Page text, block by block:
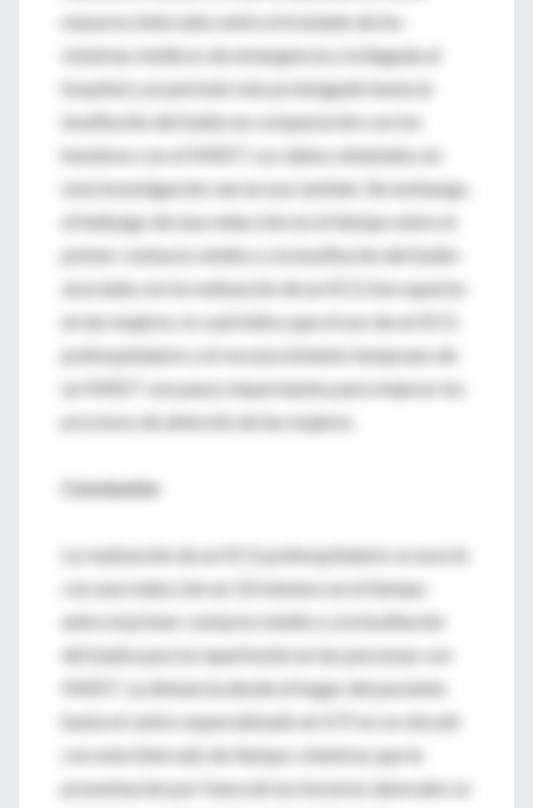
mayores intervalos entre el traslado de los
sistemas médicos de emergencia y la llegada al
hospital y un período más prolongado hasta la
insuflación del balón en comparación con los
hombres con el IMEST. Los datos obtenidos en
esta investigación van en ese sentido. Sin embargo,
el hallazgo de una reducción en el tiempo entre el
primer contacto médico y la insuflación del balón
asociada con la realización de un ECG fue superior
en las mujeres, lo cual indica que el uso de un ECG
prehospitalario y el reconocimiento temprano de
un IMEST son pasos importantes para mejorar los
procesos de atención de las mujeres.
Conclusión
La realización de un ECG prehospitalario se asoció
con una reducción en 10 minutos en el tiempo
entre el primer contacto médico y la insuflación
del balón para la reperfusión en las personas con
IMEST. La distancia desde el hogar del paciente
hasta el centro especializado en ICP no se vinculó
con este intervalo de tiempo; mientras que la
presentación por fuera de los horarios laborales se